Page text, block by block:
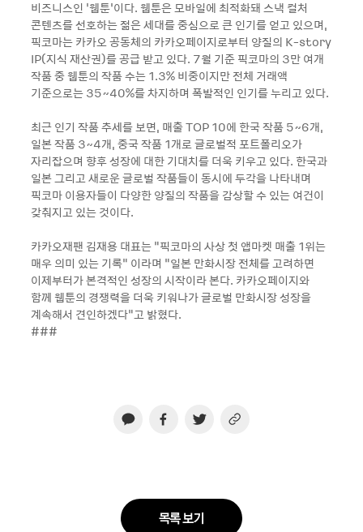
비즈니스인 ‘웹툰’이다. 웹툰은 모바일에 최적화돼 스낵 컬처
콘텐츠를 선호하는 젊은 세대를 중심으로 큰 인기를 얻고 있으며,
픽코마는 카카오 공동체의 카카오페이지로부터 양질의 K-story
IP(지식 재산권)를 공급 받고 있다. 7월 기준 픽코마의 3만 여개
작품 중 웹툰의 작품 수는 1.3% 비중이지만 전체 거래액
기준으로는 35~40%를 차지하며 폭발적인 인기를 누리고 있다.
최근 인기 작품 추세를 보면, 매출 TOP 10에 한국 작품 5~6개,
일본 작품 3~4개, 중국 작품 1개로 글로벌적 포트폴리오가
자리잡으며 향후 성장에 대한 기대치를 더욱 키우고 있다. 한국과
일본 그리고 새로운 글로벌 작품들이 동시에 두각을 나타내며
픽코마 이용자들이 다양한 양질의 작품을 감상할 수 있는 여건이
갖춰지고 있는 것이다.
카카오재팬 김재용 대표는 “픽코마의 사상 첫 앱마켓 매출 1위는
매우 의미 있는 기록” 이라며 “일본 만화시장 전체를 고려하면
이제부터가 본격적인 성장의 시작이라 본다. 카카오페이지와
함께 웹툰의 경쟁력을 더욱 키워나가 글로벌 만화시장 성장을
계속해서 견인하겠다”고 밝혔다.
###
목록 보기